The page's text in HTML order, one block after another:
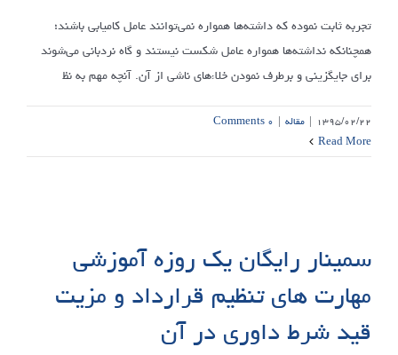
تجربه ثابت نموده که داشته‌ها همواره نمی‌توانند عامل کامیابی باشند؛
همچنانکه نداشته‌ها همواره عامل شکست نیستند و گاه نردبانی می‌شوند
برای جایگزینی و برطرف نمودن خلاءهای ناشی از آن. آنچه مهم به نظ
۱۳۹۵/۰۲/۲۲ | مقاله | ۰ Comments
Read More
سمینار رایگان یک روزه آموزشی
مهارت های تنظیم قرارداد و مزیت
قید شرط داوری در آن